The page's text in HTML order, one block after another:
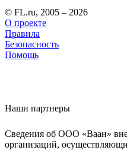
© FL.ru, 2005 – 2026
О проекте
Правила
Безопасность
Помощь
Наши партнеры
Сведения об ООО «Ваан»
организаций,